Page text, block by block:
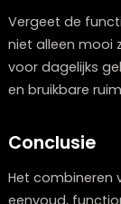
Wat zijn
ruimte. Houd